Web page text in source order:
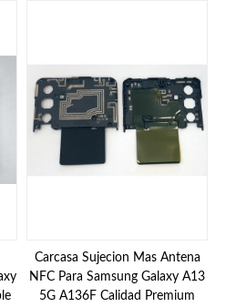
Carcasa Sujecion Mas Antena
NFC Para Samsung Galaxy A13
5G A136F Calidad Premium